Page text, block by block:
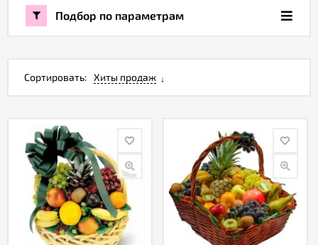
Публичная
оферта
Политика
конфиденциальности
Подбор по параметрам
Сортировать: Хиты продаж